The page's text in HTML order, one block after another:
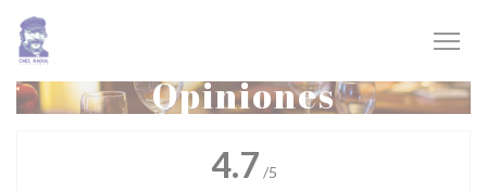
Personalización de sus opciones de cookies
Opiniones
4.7 /5